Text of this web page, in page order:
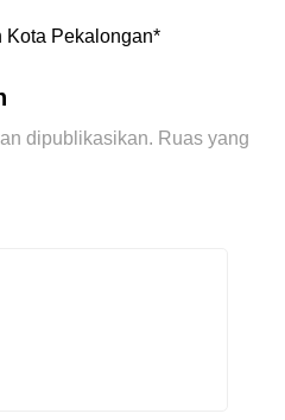
Kota Pekalongan*
dipublikasikan. Ruas yang